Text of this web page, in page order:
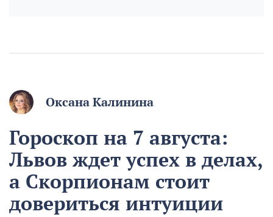
Оксана Калинина
Гороскоп на 7 августа:
Львов ждет успех в делах,
а Скорпионам стоит
довериться интуиции